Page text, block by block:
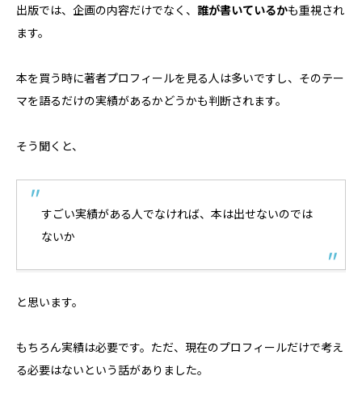
出版では、企画の内容だけでなく、 誰が書いているかも重視され
ます。
本を買う時に著者プロフィールを見る人は多いですし、そのテー
マを語るだけの実績があるかどうかも判断されます。
そう聞くと、
すごい実績がある人でなければ、本は出せないのでは
ないか
と思います。
もちろん実績は必要です。ただ、現在のプロフィールだけで考え
る必要はないという話がありました。